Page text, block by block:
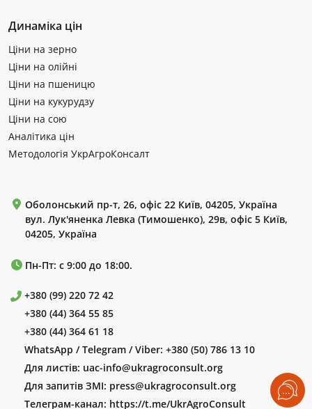
Динаміка цін
Ціни на зерно
Ціни на олійні
Ціни на пшеницю
Ціни на кукурудзу
Ціни на сою
Аналітика цін
Методологія УкрАгроКонсалт
Оболонський пр-т, 26, офіс 22 Київ, 04205, Україна
вул. Лук'яненка Левка (Тимошенко), 29в, офіс 5 Київ,
04205, Україна
Пн-Пт: с 9:00 до 18:00.
+380 (99) 220 72 42
+380 (44) 364 55 85
+380 (44) 364 61 18
WhatsApp / Telegram / Viber: +380 (50) 786 13 10
Для листів: uac-info@ukragroconsult.org
Для запитів ЗМІ: press@ukragroconsult.org
Телеграм-канал: https://t.me/UkrAgroConsult